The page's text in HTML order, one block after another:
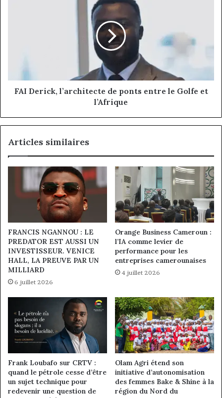
et
l’Afrique
FAI Derick, l’architecte de ponts entre le Golfe et
l’Afrique
Articles similaires
FRANCIS NGANNOU : LE
PREDATOR EST AUSSI UN
INVESTISSEUR. VENICE
HALL, LA PREUVE PAR UN
MILLIARD
6 juillet 2026
Orange Business Cameroun :
l’IA comme levier de
performance pour les
entreprises camerounaises
4 juillet 2026
Frank Loubafo sur CRTV :
quand le pétrole cesse d’être
un sujet technique pour
redevenir une question de
Olam Agri étend son
initiative d’autonomisation
des femmes Bake & Shine à la
région du Nord du